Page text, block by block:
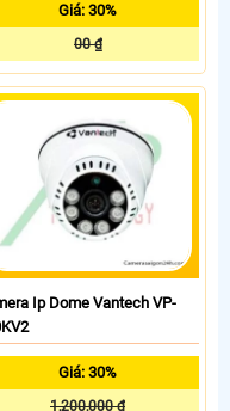
Giá: 30%
00 ₫
Ip Dome Vantech VP-
Giá: 30%
1,200,000 ₫